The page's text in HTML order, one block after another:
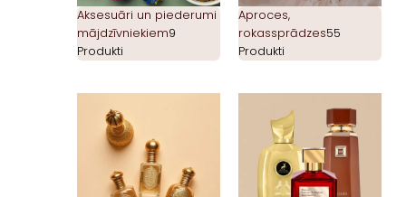
Aksesuāri un piederumi
mājdzīvniekiem9
Produkti
Aproces,
rokassprādzes55
Produkti